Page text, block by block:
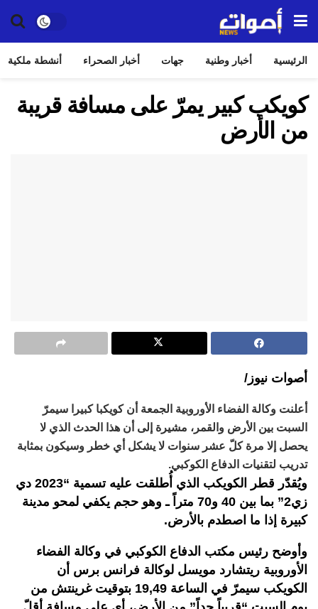
الرئيسية أخبار وطنية جهات أخبار الصحراء أنشطة ملكية
كويكب كبير يمرّ على مسافة قريبة
من الأرض
أصوات نيوز/
أعلنت وكالة الفضاء الأوروبية الجمعة أن كويكبا كبيرا سيمرّ
السبت بين الأرض والقمر، مشيرة إلى أن هذا الحدث الذي لا
يحصل إلا مرة كلّ عشر سنوات لا يشكل أي خطر وسيكون بمثابة
تدريب لتقنيات الدفاع الكوكبي.
ويُقدّر قطر الكويكب الذي أُطلقت عليه تسمية “2023 دي
زي2” بما بين 40 و70 متراً ـ وهو حجم يكفي لمحو مدينة
كبيرة إذا ما اصطدم بالأرض.
وأوضح رئيس مكتب الدفاع الكوكبي في وكالة الفضاء
الأوروبية ريتشارد مويسل لوكالة فرانس برس أن
الكويكب سيمرّ في الساعة 19,49 بتوقيت غرينتش من